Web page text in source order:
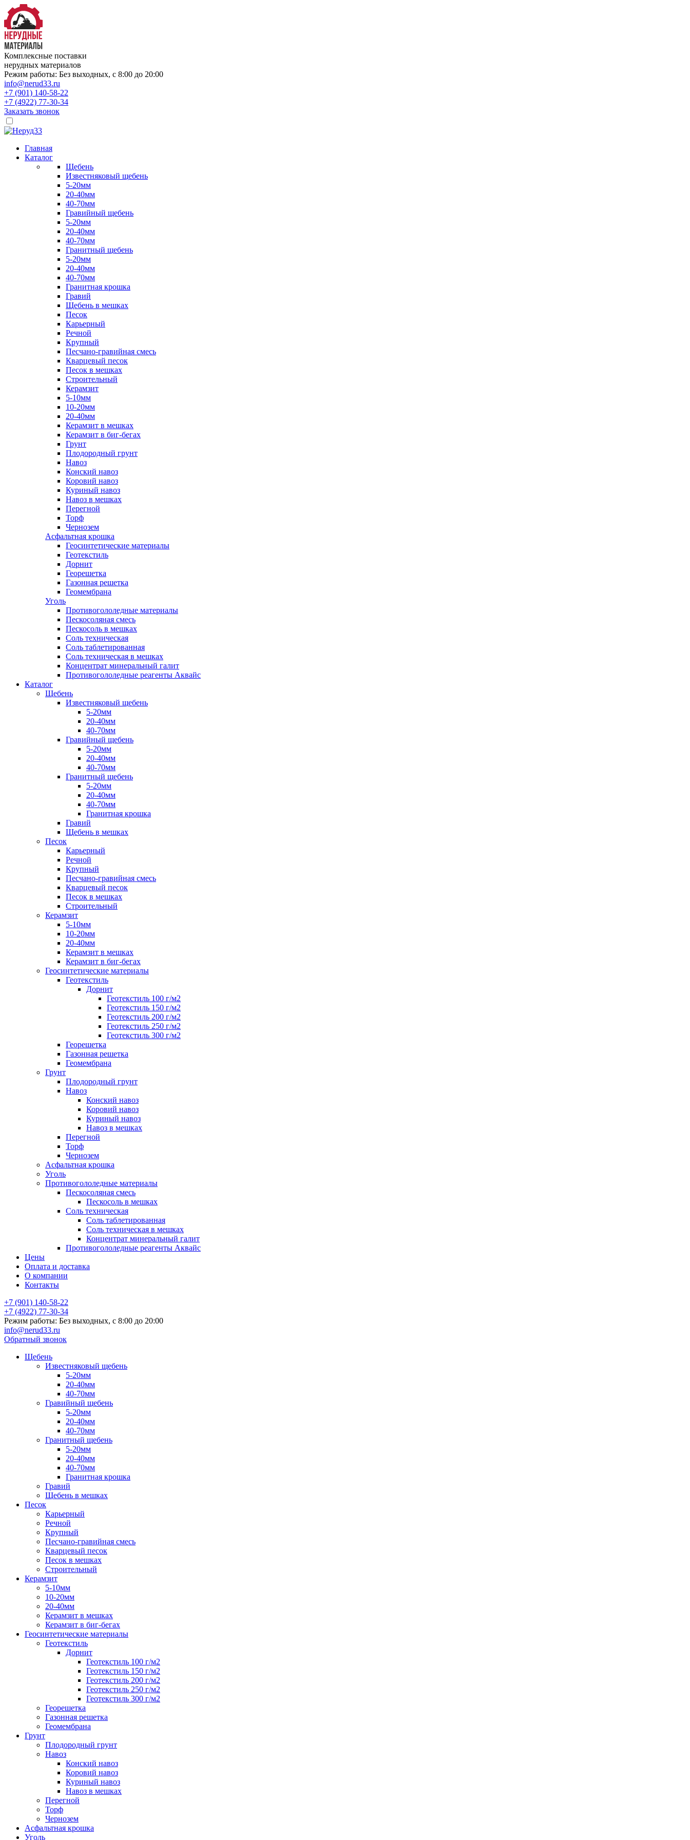
Комплексные поставки
нерудных материалов
Режим работы: Без выходных, с 8:00 до 20:00
info@nerud33.ru
+7 (901) 140-58-22
+7 (4922) 77-30-34
Заказать звонок
Главная
Каталог
Щебень
Известняковый щебень
5-20мм
20-40мм
40-70мм
Гравийный щебень
5-20мм
20-40мм
40-70мм
Гранитный щебень
5-20мм
20-40мм
40-70мм
Гранитная крошка
Гравий
Щебень в мешках
Песок
Карьерный
Речной
Крупный
Песчано-гравийная смесь
Кварцевый песок
Песок в мешках
Строительный
Керамзит
5-10мм
10-20мм
20-40мм
Керамзит в мешках
Керамзит в биг-бегах
Грунт
Плодородный грунт
Навоз
Конский навоз
Коровий навоз
Куриный навоз
Навоз в мешках
Перегной
Торф
Чернозем
Асфальтная крошка
Геосинтетические материалы
Геотекстиль
Дорнит
Георешетка
Газонная решетка
Геомембрана
Уголь
Противогололедные материалы
Пескосоляная смесь
Пескосоль в мешках
Соль техническая
Соль таблетированная
Соль техническая в мешках
Концентрат минеральный галит
Противогололедные реагенты Аквайс
Каталог
Щебень
Известняковый щебень
5-20мм
20-40мм
40-70мм
Гравийный щебень
5-20мм
20-40мм
40-70мм
Гранитный щебень
5-20мм
20-40мм
40-70мм
Гранитная крошка
Гравий
Щебень в мешках
Песок
Карьерный
Речной
Крупный
Песчано-гравийная смесь
Кварцевый песок
Песок в мешках
Строительный
Керамзит
5-10мм
10-20мм
20-40мм
Керамзит в мешках
Керамзит в биг-бегах
Геосинтетические материалы
Геотекстиль
Дорнит
Геотекстиль 100 г/м2
Геотекстиль 150 г/м2
Геотекстиль 200 г/м2
Геотекстиль 250 г/м2
Геотекстиль 300 г/м2
Георешетка
Газонная решетка
Геомембрана
Грунт
Плодородный грунт
Навоз
Конский навоз
Коровий навоз
Куриный навоз
Навоз в мешках
Перегной
Торф
Чернозем
Асфальтная крошка
Уголь
Противогололедные материалы
Пескосоляная смесь
Пескосоль в мешках
Соль техническая
Соль таблетированная
Соль техническая в мешках
Концентрат минеральный галит
Противогололедные реагенты Аквайс
Цены
Оплата и доставка
О компании
Контакты
+7 (901) 140-58-22
+7 (4922) 77-30-34
Режим работы: Без выходных, с 8:00 до 20:00
info@nerud33.ru
Обратный звонок
Щебень
Известняковый щебень
5-20мм
20-40мм
40-70мм
Гравийный щебень
5-20мм
20-40мм
40-70мм
Гранитный щебень
5-20мм
20-40мм
40-70мм
Гранитная крошка
Гравий
Щебень в мешках
Песок
Карьерный
Речной
Крупный
Песчано-гравийная смесь
Кварцевый песок
Песок в мешках
Строительный
Керамзит
5-10мм
10-20мм
20-40мм
Керамзит в мешках
Керамзит в биг-бегах
Геосинтетические материалы
Геотекстиль
Дорнит
Геотекстиль 100 г/м2
Геотекстиль 150 г/м2
Геотекстиль 200 г/м2
Геотекстиль 250 г/м2
Геотекстиль 300 г/м2
Георешетка
Газонная решетка
Геомембрана
Грунт
Плодородный грунт
Навоз
Конский навоз
Коровий навоз
Куриный навоз
Навоз в мешках
Перегной
Торф
Чернозем
Асфальтная крошка
Уголь